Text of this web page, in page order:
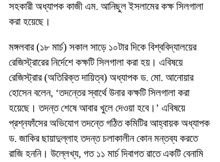
সহকারী অধ্যাপক কাজী এম. আনিছুল ইসলামের কক্ষ সিলগালা
করা হয়েছে।
মঙ্গলবার (১৮ মার্চ) সকাল সাড়ে ১০টার দিকে বিশ্ববিদ্যালয়ের
রেজিস্ট্রারের নির্দেশে কক্ষটি সিলগালা করা হয়। এবিষয়ে
রেজিস্ট্রার (অতিরিক্ত দায়িত্ব) অধ্যাপক ড. মো. আনোয়ার
হোসেন বলেন, ‘তদন্তের স্বার্থে উনার কক্ষটি সিলগালা করা
হয়েছে। তদন্ত শেষে আবার খুলে দেওয়া হবে।’ এবিষয়ে
প্রশ্নফাঁসের অভিযোগ তদন্তে গঠিত কমিটির আহ্বায়ক অধ্যাপক
ড. জাকির ছায়াদুল্লাহ তদন্ত চলাকালীন কোন মন্তব্য করতে
রাজি হননি। উল্লেখ্য, গত ১১ মার্চ দিবাগত রাতে একটি বেনামি